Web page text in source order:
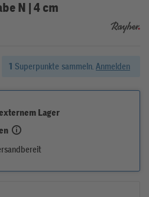
N | 4 cm
1 Superpunkte sammeln. Anmelden
Lager